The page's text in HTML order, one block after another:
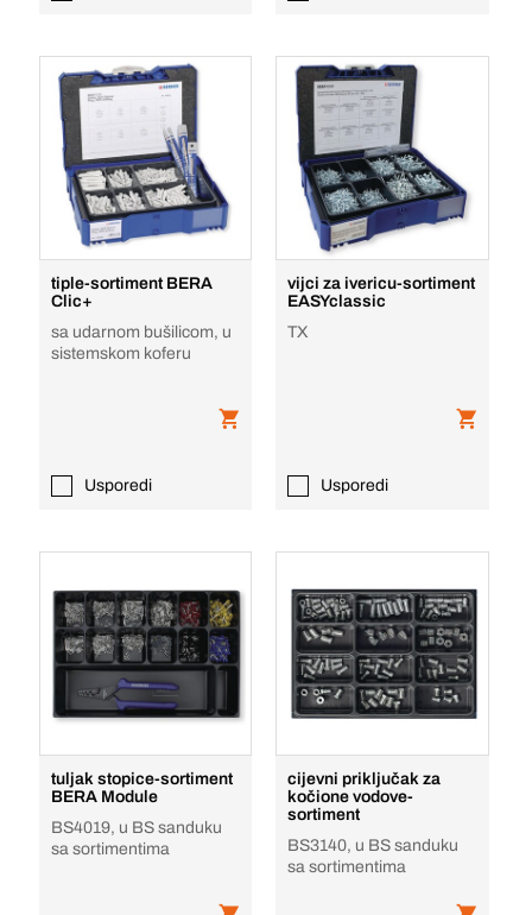
tiple-sortiment BERA
Clic+
sa udarnom bušilicom, u
sistemskom koferu
Usporedi
vijci za ivericu-sortiment
EASYclassic
TX
Usporedi
tuljak stopice-sortiment
BERA Module
BS4019, u BS sanduku
sa sortimentima
cijevni priključak za
kočione vodove-
sortiment
BS3140, u BS sanduku
sa sortimentima